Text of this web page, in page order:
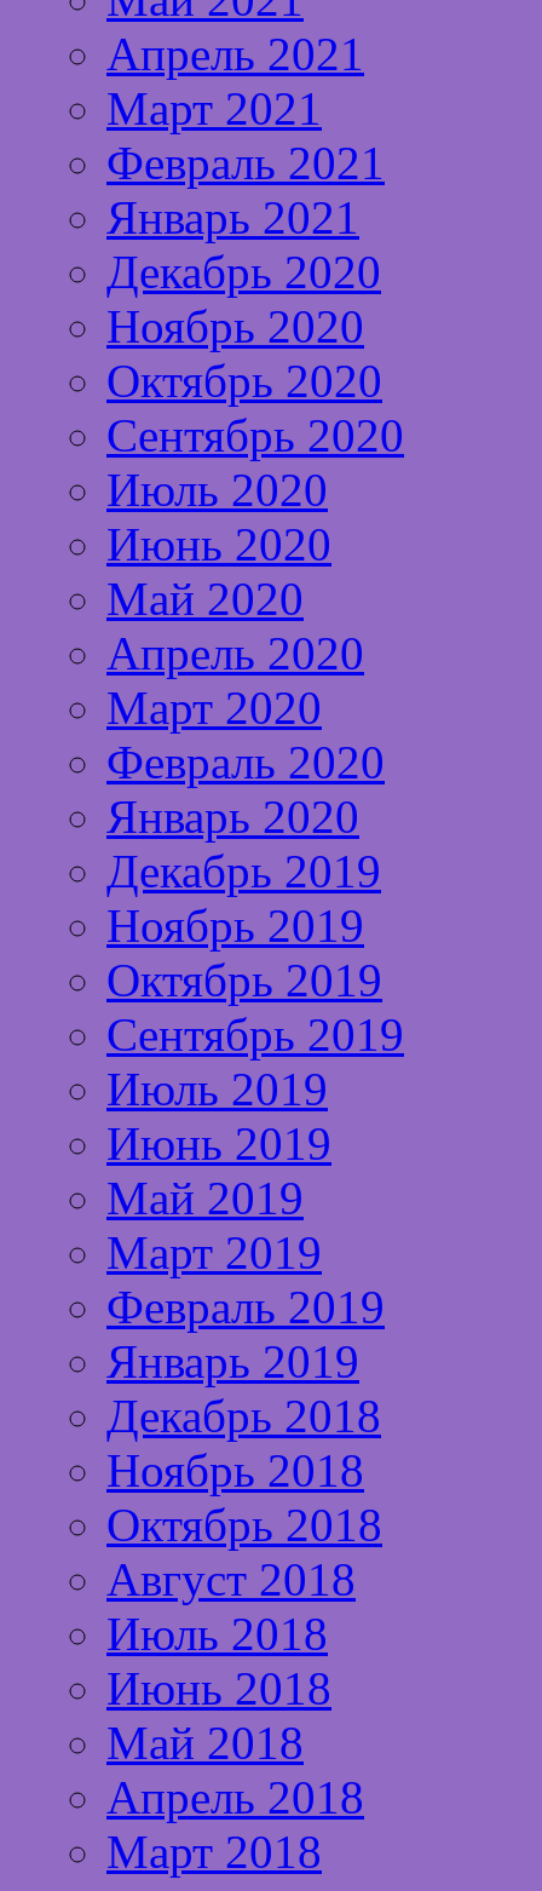
Апрель 2021
Март 2021
Февраль 2021
Январь 2021
Декабрь 2020
Ноябрь 2020
Октябрь 2020
Сентябрь 2020
Июль 2020
Июнь 2020
Май 2020
Апрель 2020
Март 2020
Февраль 2020
Январь 2020
Декабрь 2019
Ноябрь 2019
Октябрь 2019
Сентябрь 2019
Июль 2019
Июнь 2019
Май 2019
Март 2019
Февраль 2019
Январь 2019
Декабрь 2018
Ноябрь 2018
Октябрь 2018
Август 2018
Июль 2018
Июнь 2018
Май 2018
Апрель 2018
Март 2018